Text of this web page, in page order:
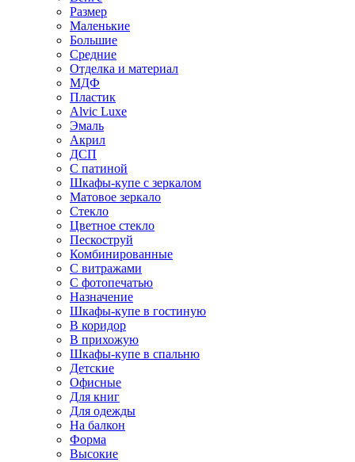
Размер
Маленькие
Большие
Средние
Отделка и материал
МДФ
Пластик
Alvic Luxe
Эмаль
Акрил
ДСП
С патиной
Шкафы-купе с зеркалом
Матовое зеркало
Стекло
Цветное стекло
Пескоструй
Комбинированные
С витражами
С фотопечатью
Назначение
Шкафы-купе в гостиную
В коридор
В прихожую
Шкафы-купе в спальню
Детские
Офисные
Для книг
Для одежды
На балкон
Форма
Высокие